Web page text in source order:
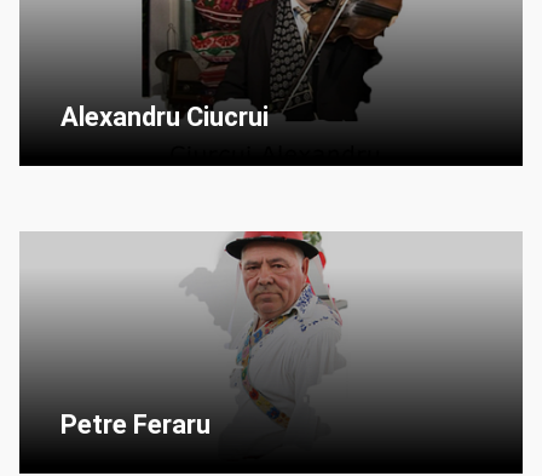
Alexandru Ciucrui
Petre Feraru